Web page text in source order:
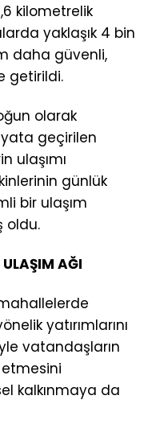
kilometrelik
yaklaşık 4 bin
daha güvenli,
getirildi.
olarak
geçirilen
ulaşımı
günlük
bir ulaşım
oldu.
ULAŞIM AĞI
yatırımlarını
vatandaşların
kalkınmaya da